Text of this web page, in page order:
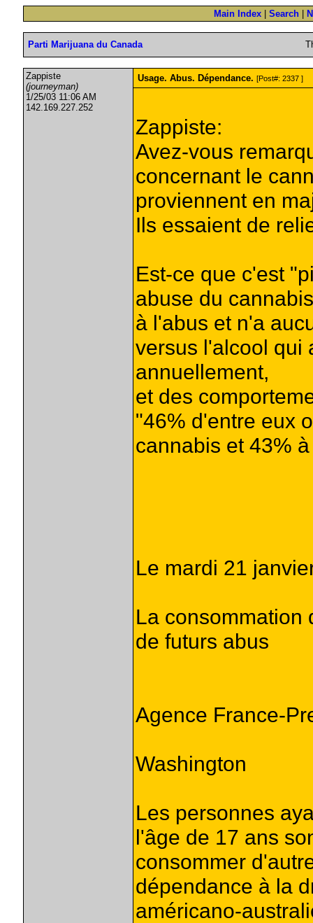
Main Index Search
Parti Marijuana du Canada
Zappiste
(journeyman)
1/25/03 11:06 AM
142.169.227.252
Usage. Abus. Dépendance. [Post#: 2337 ]
Zappiste:
Avez-vous
concernant le
proviennent en
Ils essaient de
Est-ce que c'est
abuse du
à l'abus et n'a
versus l'alcool qui
annuellement,
et des
"46% d'entre eux
cannabis et 43%
Le mardi 21
La consommation
de futurs abus
Agence France-
Washington
Les personnes
l'âge de 17 ans
consommer
dépendance à la
américano-